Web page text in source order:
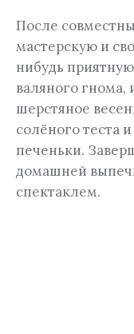
После
мастерскую и
нибудь
валяного гнома,
шерстяное
солёного теста
печеньки.
домашней
спектаклем.